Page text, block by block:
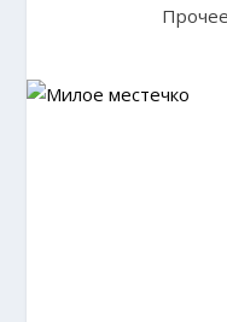
Прочее